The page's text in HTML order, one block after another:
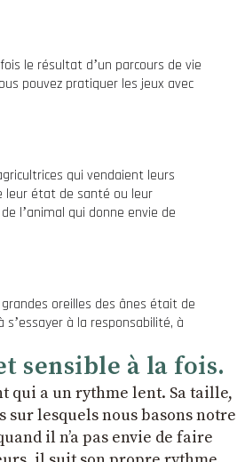
le résultat dʼun parcours de vie
pouvez pratiquer les jeux avec
qui vendaient leurs
leur état de santé ou leur
lʼanimal qui donne envie de
oreilles des ânes était de
à la responsabilité, à
sensible à la fois.
qui a un rythme lent. Sa taille,
sur lesquels nous basons notre
il nʼa pas envie de faire